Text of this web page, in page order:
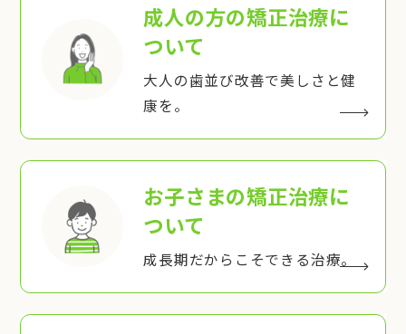
成人の方の矯正治療に
ついて
大人の歯並び改善で美しさと健
康を。
お子さまの矯正治療に
ついて
成長期だからこそできる治療。